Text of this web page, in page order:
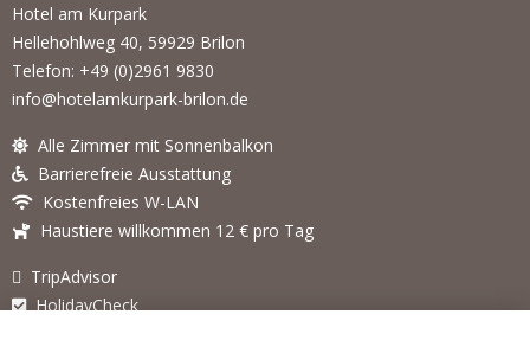
Hotel am Kurpark
Hellehohlweg 40, 59929 Brilon
Telefon: +49 (0)2961 9830
info@hotelamkurpark-brilon.de
Alle Zimmer mit Sonnenbalkon
Barrierefreie Ausstattung
Kostenfreies W-LAN
Haustiere willkommen 12 € pro Tag
TripAdvisor
HolidayCheck